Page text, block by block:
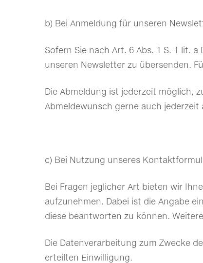
b) Bei Anmeldung für unseren
Sofern Sie nach Art. 6 Abs. 1 S. 1 lit.
unseren Newsletter zu übersenden.
Die Abmeldung ist jederzeit möglich,
Abmeldewunsch gerne auch jederzeit
c) Bei Nutzung unseres
Bei Fragen jeglicher Art bieten wir
aufzunehmen. Dabei ist die Angabe
diese beantworten zu können.
Die Datenverarbeitung zum Zwecke
erteilten Einwilligung.